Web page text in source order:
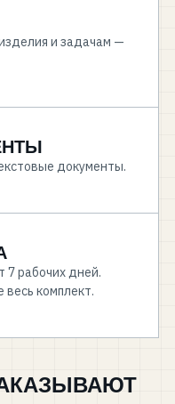
и задачам —
документы.
7 рабочих дней.
весь комплект.